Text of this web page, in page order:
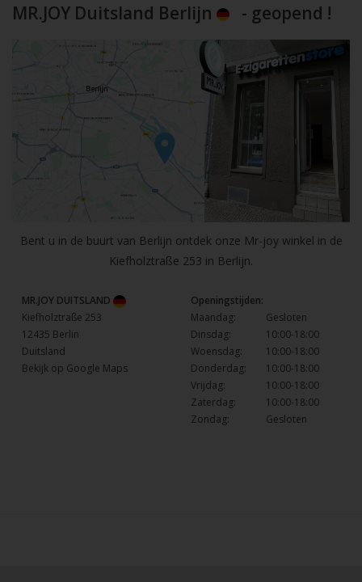
MR.JOY Duitsland Berlijn - geopend !
Bent u in de buurt van Berlijn ontdek onze Mr-joy winkel in de
Kiefholztraße 253 in Berlijn.
MR.JOY DUITSLAND
Kiefholztraße 253
12435 Berlin
Duitsland
Bekijk op Google Maps
Openingstijden:
Maandag:
Gesloten
Dinsdag:
10:00-18:00
Woensdag:
10:00-18:00
Donderdag:
10:00-18:00
Vrijdag:
10:00-18:00
Zaterdag:
10:00-18:00
Zondag:
Gesloten